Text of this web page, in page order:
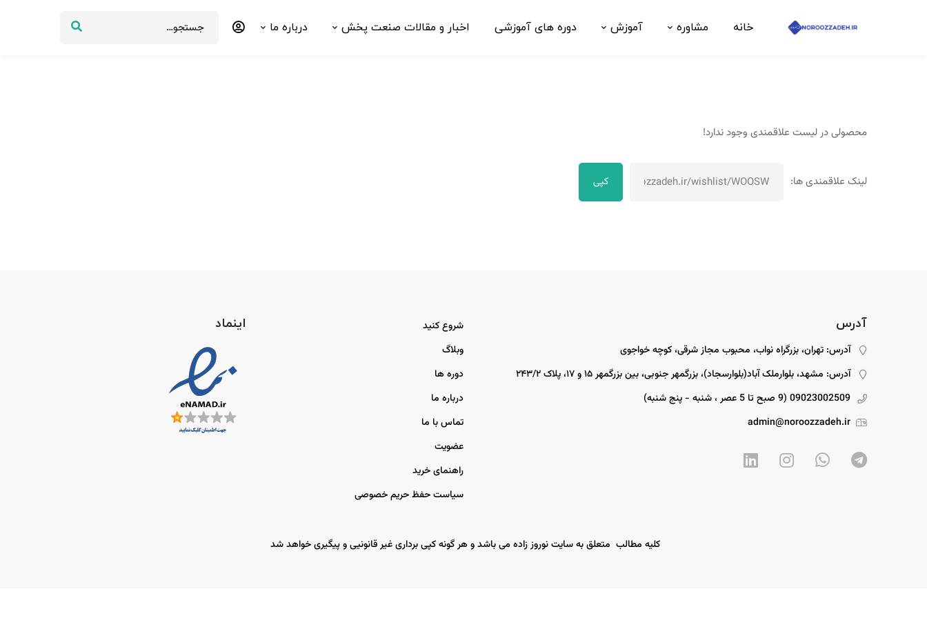
خانه مشاوره آموزش دوره های آموزشی اخبار و مقالات صنعت پخش درباره ما
محصولی در لیست علاقمندی وجود ندارد!
لینک علاقمندی ها: کپی
آدرس
آدرس: تهران، بزرگراه نواب، محبوب مجاز شرقی، کوچه خواجوی
آدرس: مشهد، بلوارملک آباد(بلوارسجاد)، بزرگمهر جنوبی، بین بزرگمهر ۱۵ و ۱۷، پلاک ۲۴۳/۲
09023002509 (9 صبح تا 5 عصر ، شنبه - پنج شنبه)
admin@noroozzadeh.ir
شروع کنید
وبلاگ
دوره ها
درباره ما
تماس با ما
عضویت
راهنمای خرید
سیاست حفظ حریم خصوصی
اینماد
کلیه مطالب متعلق به سایت نوروز زاده می باشد و هر گونه کپی برداری غیر قانونیی و پیگیری خواهد شد